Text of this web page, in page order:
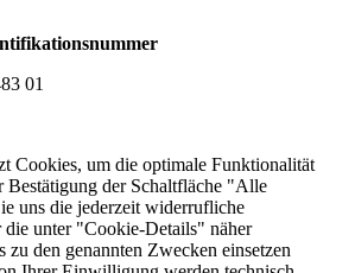
01
Cookies, um die optimale Funktionalität
Bestätigung der Schaltfläche "Alle
uns die jederzeit widerrufliche
unter "Cookie-Details" näher
zu den genannten Zwecken einsetzen